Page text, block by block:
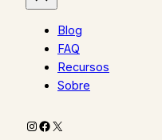
Blog
FAQ
Recursos
Sobre
Instagram
Facebook
X